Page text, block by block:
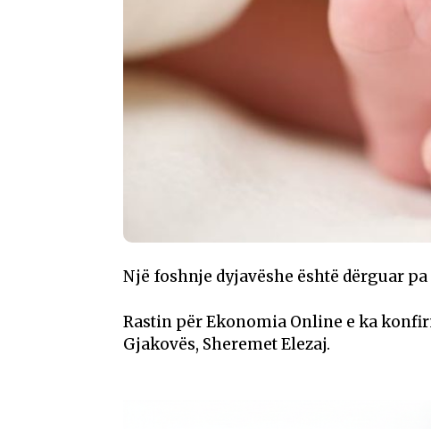
Një foshnje dyjavëshe është dërguar
Rastin për Ekonomia Online e ka
Gjakovës, Sheremet Elezaj.